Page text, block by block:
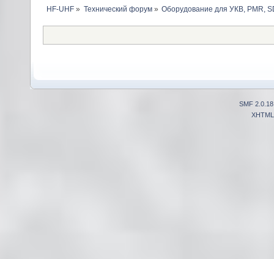
HF-UHF» Технический форум» Оборудование для УКВ, PMR,
SMF 2.0.18
XHTML